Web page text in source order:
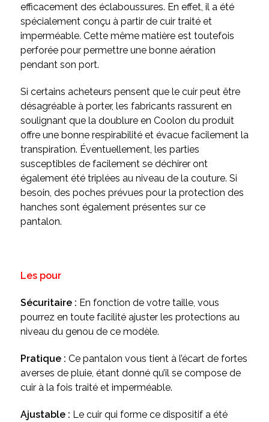
efficacement des éclaboussures. En effet, il a été
spécialement conçu à partir de cuir traité et
imperméable. Cette même matière est toutefois
perforée pour permettre une bonne aération
pendant son port.
Si certains acheteurs pensent que le cuir peut être
désagréable à porter, les fabricants rassurent en
soulignant que la doublure en Coolon du produit
offre une bonne respirabilité et évacue facilement la
transpiration. Éventuellement, les parties
susceptibles de facilement se déchirer ont
également été triplées au niveau de la couture. Si
besoin, des poches prévues pour la protection des
hanches sont également présentes sur ce
pantalon.
Les pour
Sécuritaire : En fonction de votre taille, vous
pourrez en toute facilité ajuster les protections au
niveau du genou de ce modèle.
Pratique : Ce pantalon vous tient à l’écart de fortes
averses de pluie, étant donné qu’il se compose de
cuir à la fois traité et imperméable.
Ajustable : Le cuir qui forme ce dispositif a été